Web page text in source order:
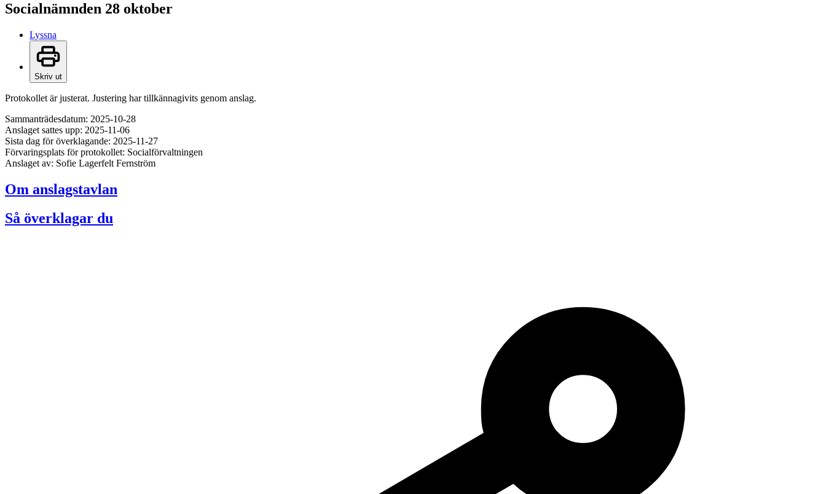
Socialnämnden 28 oktober
Lyssna
Skriv ut
Protokollet är justerat. Justering har tillkännagivits genom anslag.
Sammanträdesdatum: 2025-10-28
Anslaget sattes upp: 2025-11-06
Sista dag för överklagande: 2025-11-27
Förvaringsplats för protokollet: Socialförvaltningen
Anslaget av: Sofie Lagerfelt Fernström
Om anslagstavlan
Så överklagar du